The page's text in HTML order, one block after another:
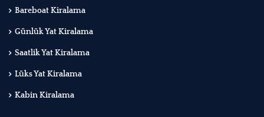
Bareboat Kiralama
Günlük Yat Kiralama
Saatlik Yat Kiralama
Lüks Yat Kiralama
Kabin Kiralama